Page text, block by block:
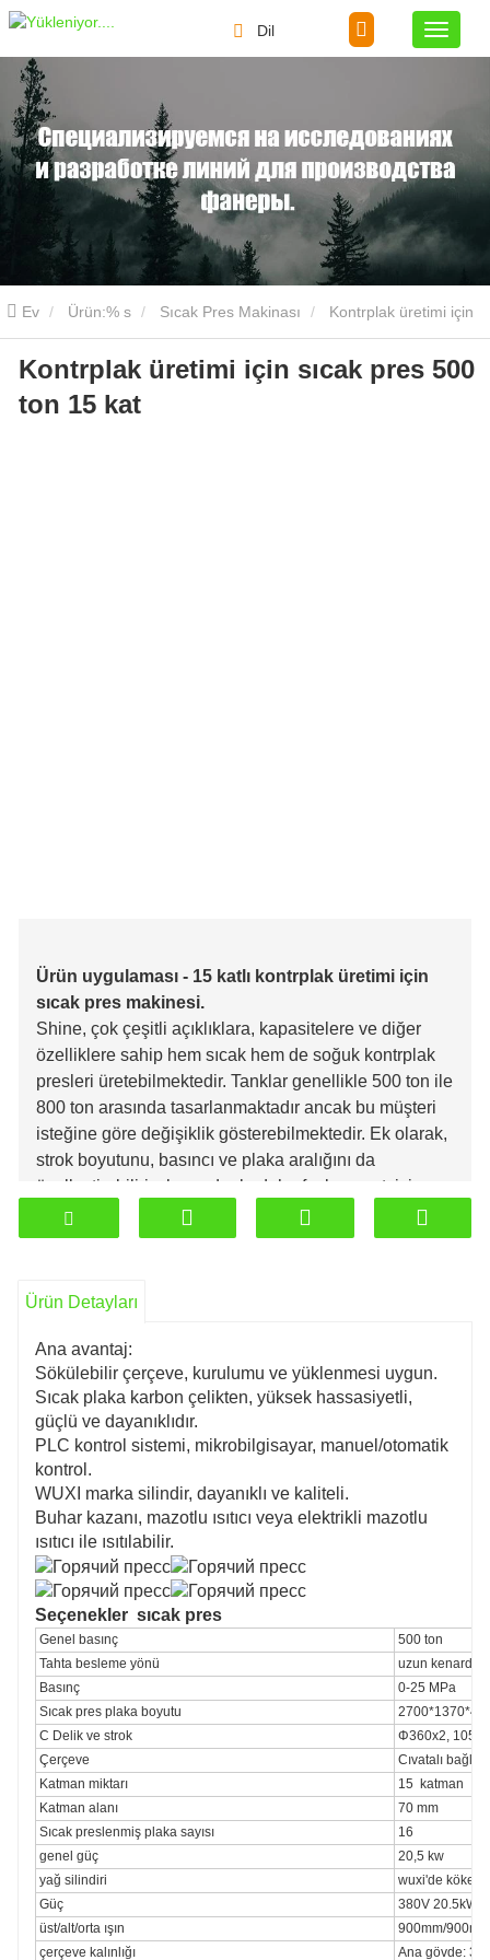
Dil
Ev Ürün:% s Sıcak Pres Makinası
sıcak pres 500 ton 15 kat
Kontrplak üretimi için sıcak pres 500
ton 15 kat
Ürün uygulaması - 15 katlı kontrplak üretimi için
sıcak pres makinesi.
Shine, çok çeşitli açıklıklara, kapasitelere ve diğer
özelliklere sahip hem sıcak hem de soğuk kontrplak
presleri üretebilmektedir. Tanklar genellikle 500 ton ile
800 ton arasında tasarlanmaktadır ancak bu müşteri
isteğine göre değişiklik gösterebilmektedir. Ek olarak,
strok boyutunu, basıncı ve plaka aralığını da
özelleştirebiliriz, bu nedenle daha fazla ayrıntı için
bizimle iletişime geçtiğinizden emin olun.
Ürün Detayları
Ana avantaj:
Sökülebilir çerçeve, kurulumu ve yüklenmesi uygun.
Sıcak plaka karbon çelikten, yüksek hassasiyetli,
güçlü ve dayanıklıdır.
PLC kontrol sistemi, mikrobilgisayar, manuel/otomatik
kontrol.
WUXI marka silindir, dayanıklı ve kaliteli.
Buhar kazanı, mazotlu ısıtıcı veya elektrikli mazotlu
ısıtıcı ile ısıtılabilir.
Seçenekler sıcak pres
Genel basınç
500 ton
Tahta besleme yönü
uzun kenardan
Basınç
0-25 MPa
Sıcak pres plaka boyutu
C Delik ve strok
Φ360x2,
Çerçeve
Cıvatalı
Katman miktarı
15
katman
Katman alanı
70 mm
Sıcak preslenmiş plaka sayısı
16
genel güç
20,5 kw
yağ silindiri
wuxi'de köken
Güç
380V 20.5kW
üst/alt/orta ışın
900mm/
çerçeve kalınlığı
Ana gövde: